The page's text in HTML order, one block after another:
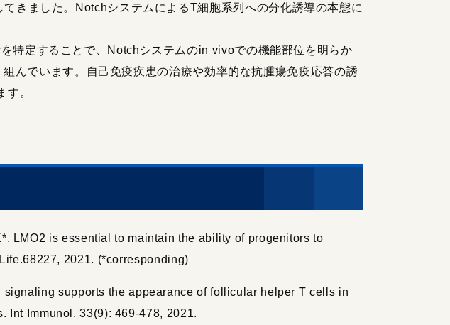
きました。NotchシステムによるT細胞系列への分化誘導の本態に
特定することで、Notchシステムのin vivoでの機能部位を明らか
んでいます。自己免疫疾患の治療や効率的な抗腫瘍免疫応答の誘
。
LMO2 is essential to maintain the ability of progenitors to
2021. (*corresponding)
supports the appearance of follicular helper T cells in
Int Immunol. 33(9): 469-478, 2021.